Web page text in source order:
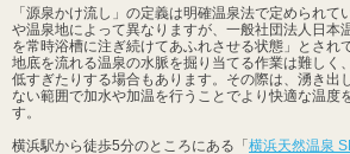
「源泉かけ流し」の定義は明確温泉法で定められて
や温泉地によって異なりますが、一般社団法人日本
を常時浴槽に注ぎ続けてあふれさせる状態」とされ
地底を流れる温泉の水脈を掘り当てる作業は難しく
低すぎたりする場合もあります。その際は、湧き出
ない範囲で加水や加温を行うことでより快適な温度
す。
横浜駅から徒歩5分のところにある「 横浜天然温泉